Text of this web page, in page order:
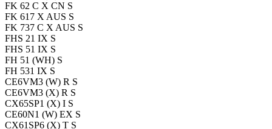
FK 62 C X CN S
FK 617 X AUS S
FK 737 C X AUS S
FHS 21 IX S
FHS 51 IX S
FH 51 (WH) S
FH 531 IX S
CE6VM3 (W) R S
CE6VM3 (X) R S
CX65SP1 (X) I S
CE60N1 (W) EX S
CX61SP6 (X) T S